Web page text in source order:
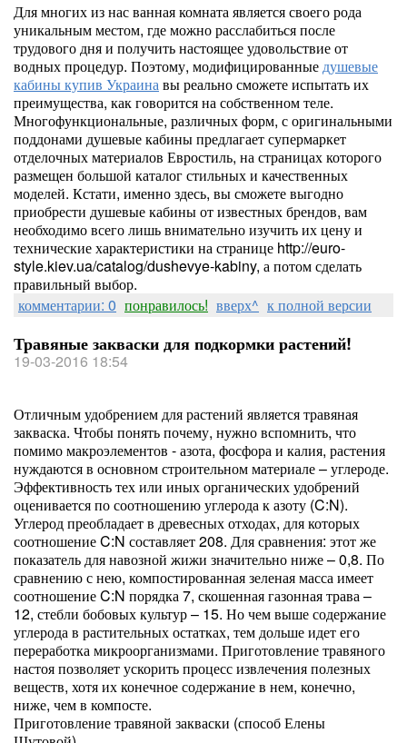
Для многих из нас ванная комната является своего рода
уникальным местом, где можно расслабиться после
трудового дня и получить настоящее удовольствие от
водных процедур. Поэтому, модифицированныедушевые
кабины купив Украинавы реально сможете испытать их
преимущества, как говорится на собственном теле.
Многофункциональные, различных форм, с оригинальными
поддонами душевые кабины предлагает супермаркет
отделочных материалов Евростиль, на страницах которого
размещен большой каталог стильных и качественных
моделей. Кстати, именно здесь, вы сможете выгодно
приобрести душевые кабины от известных брендов, вам
необходимо всего лишь внимательно изучить их цену и
технические характеристики на странице http://euro-
style.kiev.ua/catalog/dushevye-kabiny, а потом сделать
правильный выбор.
комментарии: 0 понравилось! вверх^ к полной версии
Травяные закваски для подкормки растений!
19-03-2016 18:54
Отличным удобрением для растений является травяная
закваска. Чтобы понять почему, нужно вспомнить, что
помимо макроэлементов - азота, фосфора и калия, растения
нуждаются в основном строительном материале – углероде.
Эффективность тех или иных органических удобрений
оценивается по соотношению углерода к азоту (C:N).
Углерод преобладает в древесных отходах, для которых
соотношение C:N составляет 208. Для сравнения: этот же
показатель для навозной жижи значительно ниже – 0,8. По
сравнению с нею, компостированная зеленая масса имеет
соотношение C:N порядка 7, скошенная газонная трава –
12, стебли бобовых культур – 15. Но чем выше содержание
углерода в растительных остатках, тем дольше идет его
переработка микроорганизмами. Приготовление травяного
настоя позволяет ускорить процесс извлечения полезных
веществ, хотя их конечное содержание в нем, конечно,
ниже, чем в компосте.
Приготовление травяной закваски (способ Елены